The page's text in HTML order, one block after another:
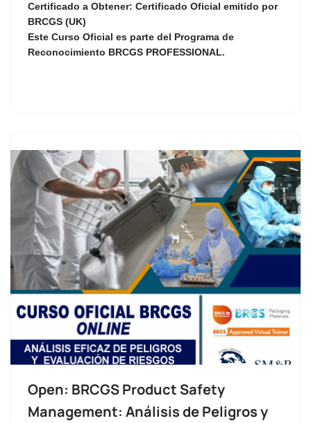
Certificado a Obtener: Certificado Oficial emitido por
BRCGS (UK)
Este Curso Oficial es parte del Programa de
Reconocimiento BRCGS PROFESSIONAL.
Open: BRCGS Product Safety
Management: Análisis de Peligros y